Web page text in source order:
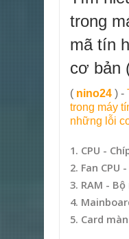
trong
mã tín
cơ bản
( nino24 ) -
trong máy
những lỗi
1. CPU -
2. Fan CPU
3. RAM -
4.
5. Card